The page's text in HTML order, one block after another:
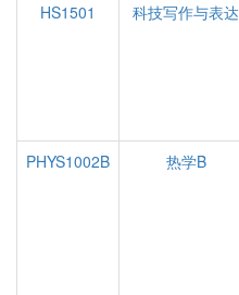
HS1501
科技写作与表达
PHYS1002B
热学B